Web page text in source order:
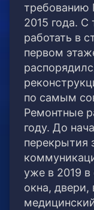
требованию
2015 года.
работать в
первом
по самым
Ремонтные
году. До
перекрытия
уже в 2019 в
окна, двери,